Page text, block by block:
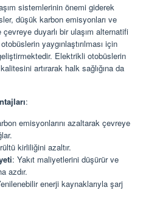
sistemlerinin önemi giderek
düşük karbon emisyonları ve
duyarlı bir ulaşım alternatifi
yaygınlaştırılması için
Elektrikli otobüslerin
artırarak halk sağlığına da
:
emisyonlarını azaltarak çevreye
kirliliğini azaltır.
: Yakıt maliyetlerini düşürür ve
azdır.
enerji kaynaklarıyla şarj